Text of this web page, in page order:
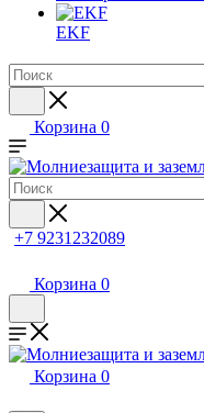
EKF
Корзина 0
+7 9231232089
Корзина 0
Корзина 0